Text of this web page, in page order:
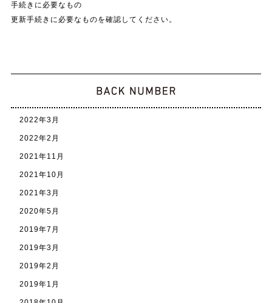
手続きに必要なもの
更新手続きに必要なものを確認してください。
2022年3月
2022年2月
2021年11月
2021年10月
2021年3月
2020年5月
2019年7月
2019年3月
2019年2月
2019年1月